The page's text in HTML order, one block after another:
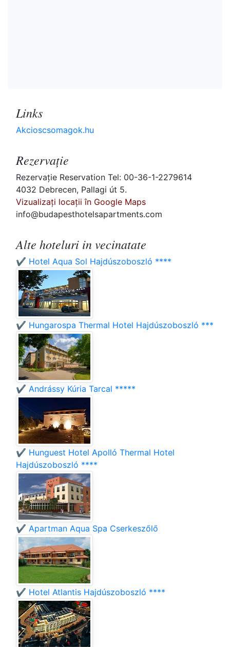
Links
Akcioscsomagok.hu
Rezervaţie
Rezervaţie Reservation Tel: 00-36-1-2279614
4032 Debrecen, Pallagi út 5.
Vizualizați locații în Google Maps
info@budapesthotelsapartments.com
Alte hoteluri in vecinatate
✔️ Hotel Aqua Sol Hajdúszoboszló ****
✔️ Hungarospa Thermal Hotel Hajdúszoboszló ***
✔️ Andrássy Kúria Tarcal *****
✔️ Hunguest Hotel Apolló Thermal Hotel
Hajdúszoboszló ****
✔️ Apartman Aqua Spa Cserkeszőlő
✔️ Hotel Atlantis Hajdúszoboszló ****